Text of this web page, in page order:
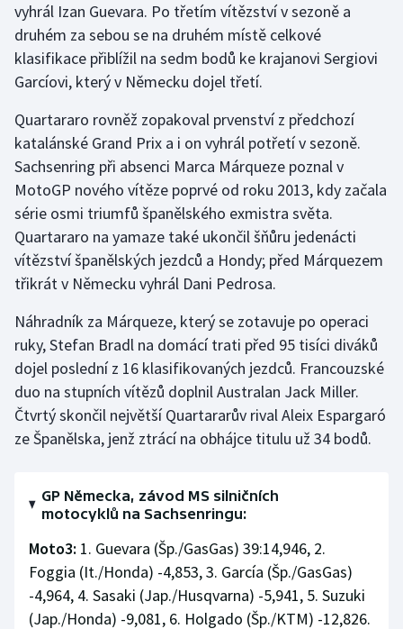
Ragby
Rychlobruslení
Rychlostní kanoistika
Short track
Sportovní střelba
Stolní tenis
Triatlon
Veslování
Vodní slalom
Volejbal
vyhrál Izan Guevara. Po třetím vítězství v sezoně a
druhém za sebou se na druhém místě celkové
klasifikace přiblížil na sedm bodů ke krajanovi Sergiovi
Garcíovi, který v Německu dojel třetí.
Quartararo rovněž zopakoval prvenství z předchozí
katalánské Grand Prix a i on vyhrál potřetí v sezoně.
Sachsenring při absenci Marca Márqueze poznal v
MotoGP nového vítěze poprvé od roku 2013, kdy začala
série osmi triumfů španělského exmistra světa.
Quartararo na yamaze také ukončil šňůru jedenácti
vítězství španělských jezdců a Hondy; před Márquezem
třikrát v Německu vyhrál Dani Pedrosa.
Náhradník za Márqueze, který se zotavuje po operaci
ruky, Stefan Bradl na domácí trati před 95 tisíci diváků
dojel poslední z 16 klasifikovaných jezdců. Francouzské
duo na stupních vítězů doplnil Australan Jack Miller.
Čtvrtý skončil největší Quartararův rival Aleix Espargaró
ze Španělska, jenž ztrácí na obhájce titulu už 34 bodů.
GP Německa, závod MS silničních
motocyklů na Sachsenringu:
Moto3: 1. Guevara (Šp./GasGas) 39:14,946, 2.
Foggia (It./Honda) -4,853, 3. García (Šp./GasGas)
-4,964, 4. Sasaki (Jap./Husqvarna) -5,941, 5. Suzuki
(Jap./Honda) -9,081, 6. Holgado (Šp./KTM) -12,826.